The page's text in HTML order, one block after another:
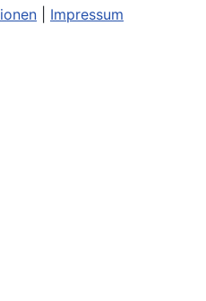
Impressum